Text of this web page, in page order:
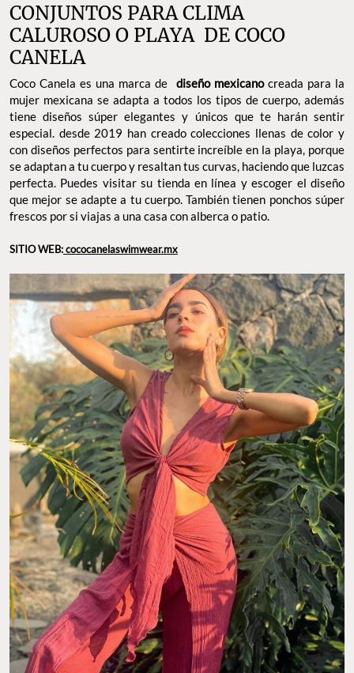
CONJUNTOS PARA CLIMA
CALUROSO O PLAYA DE COCO
CANELA
Coco Canela es una marca de diseño mexicano creada para la
mujer mexicana se adapta a todos los tipos de cuerpo, además
tiene diseños súper elegantes y únicos que te harán sentir
especial. desde 2019 han creado colecciones llenas de color y
con diseños perfectos para sentirte increíble en la playa, porque
se adaptan a tu cuerpo y resaltan tus curvas, haciendo que luzcas
perfecta. Puedes visitar su tienda en línea y escoger el diseño
que mejor se adapte a tu cuerpo. También tienen ponchos súper
frescos por si viajas a una casa con alberca o patio.
SITIO WEB:cococanelaswimwear.mx